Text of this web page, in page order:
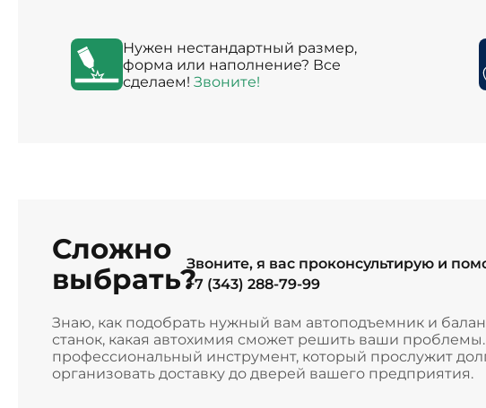
Нужен нестандартный размер,
форма или наполнение? Все
сделаем! Звоните!
Сложно
выбрать?Звоните, я вас проконсультирую и
+7 (343) 288-79-99
Знаю, как подобрать нужный вам автоподъемник и
станок, какая автохимия сможет решить ваши
профессиональный инструмент, который прослужит
организовать доставку до дверей вашего предприятия.